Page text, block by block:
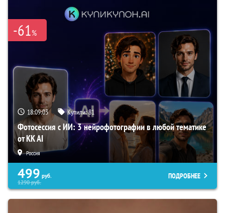
-61%
18:09:02 Купили:81
Фотосессия с ИИ: 3 нейрофотографии в любой тематике
от KK AI
Россия
499 руб.
1290руб.
ПОДРОБНЕЕ